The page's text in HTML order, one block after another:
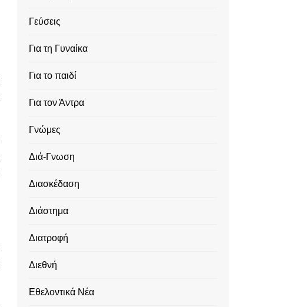
Γεύσεις
Για τη Γυναίκα
Για το παιδί
Για τον Άντρα
Γνώμες
Διά-Γνωση
Διασκέδαση
Διάστημα
Διατροφή
Διεθνή
Εθελοντικά Νέα